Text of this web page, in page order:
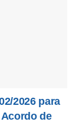
2026 para
de